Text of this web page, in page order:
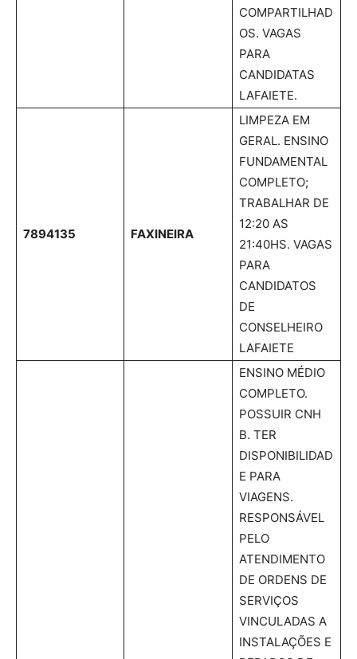
COMPARTILHAD
OS. VAGAS
PARA
CANDIDATAS
LAFAIETE.
7894135 FAXINEIRA
LIMPEZA EM
GERAL. ENSINO
FUNDAMENTAL
COMPLETO;
TRABALHAR DE
12:20 AS
21:40HS. VAGAS
PARA
CANDIDATOS
DE
CONSELHEIRO
LAFAIETE
ENSINO MÉDIO
COMPLETO.
POSSUIR CNH
B. TER
DISPONIBILIDAD
E PARA
VIAGENS.
RESPONSÁVEL
PELO
ATENDIMENTO
DE ORDENS DE
SERVIÇOS
VINCULADAS A
INSTALAÇÕES E